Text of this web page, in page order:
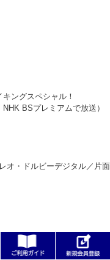
ングスペシャル！
BSプレミアムで放送）
オ・ドルビーデジタル／片面